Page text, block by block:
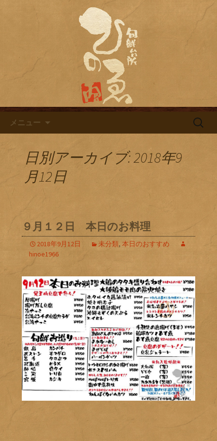
名古屋市栄にある居酒屋「旬鮮
台所ひのゑ」のブログ
名古屋市栄にある居酒屋「旬鮮台所ひ
のゑ（ひのえ）」。豊富な焼酎と海鮮
料理を中心とした、お酒に合う肴を楽
しめるお店です。季節で変わるおすす
めメニューや日替わりランチの新着情
報を随時更新中。
メニュー
検
日別アーカイブ: 2018年9
月12日
９月１２日 本日のお料理
2018年9月12日 未分類, 本日のおすすめ
hinoe1966